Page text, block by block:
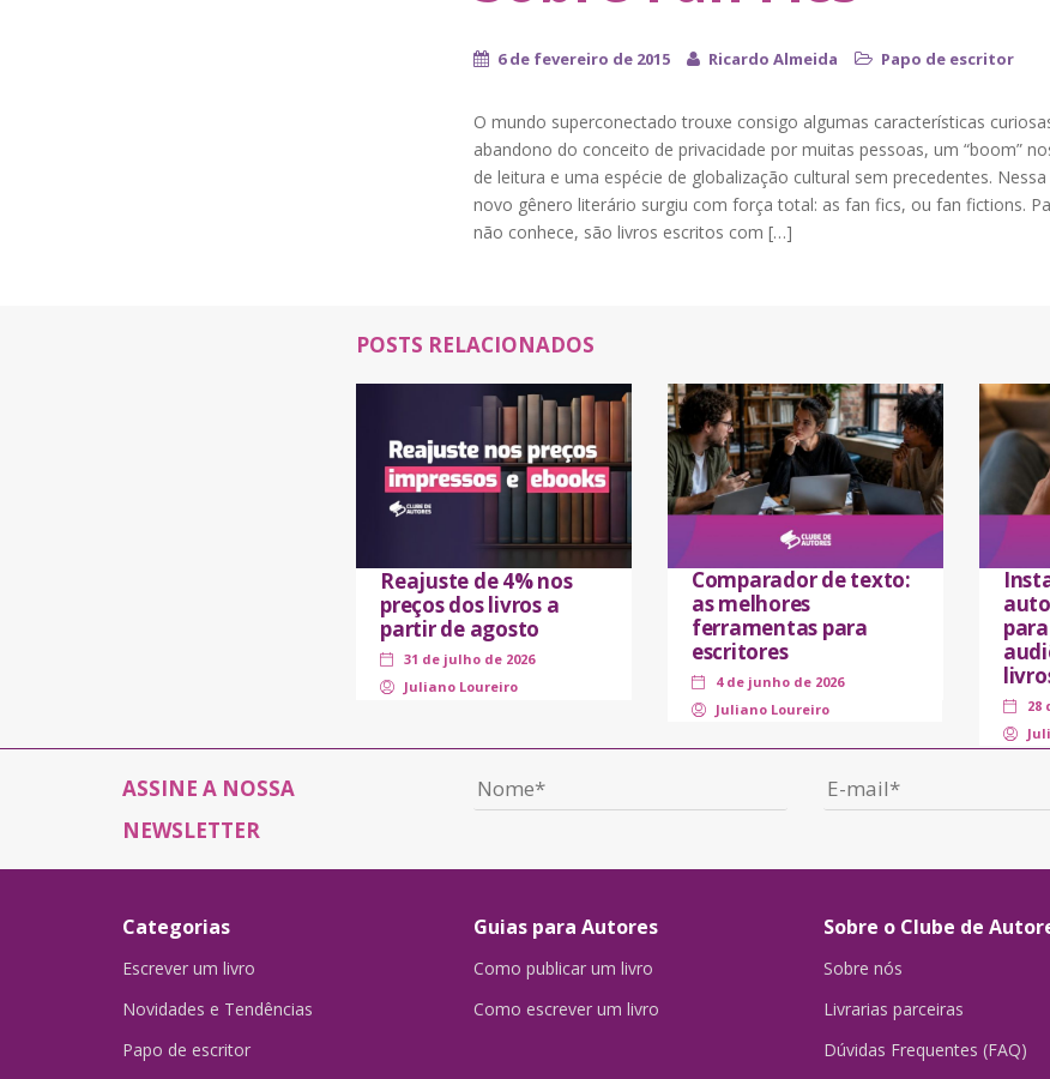
6 de fevereiro de 2015 Ricardo Almeida Papo de escritor
O mundo superconectado trouxe consigo algumas características
abandono do conceito de privacidade por muitas pessoas, um “boom”
de leitura e uma espécie de globalização cultural sem precedentes.
novo gênero literário surgiu com força total: as fan fics, ou fan fictions.
não conhece, são livros escritos com […]
POSTS RELACIONADOS
Reajuste de 4% nos
preços dos livros a
partir de agosto
31 de julho de 2026
Juliano Loureiro
Comparador de texto:
as melhores
ferramentas para
escritores
4 de junho de 2026
Juliano Loureiro
28
ASSINE A NOSSA
NEWSLETTER
Categorias
Escrever um livro
Novidades e Tendências
Papo de escritor
Guias para Autores
Como publicar um livro
Como escrever um livro
Sobre o Clube de
Sobre nós
Livrarias parceiras
Dúvidas Frequentes (FAQ)